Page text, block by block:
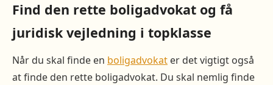
Find den rette boligadvokat og få
juridisk vejledning i topklasse
Når du skal finde en boligadvokat er det vigtigt også
at finde den rette boligadvokat. Du skal nemlig finde